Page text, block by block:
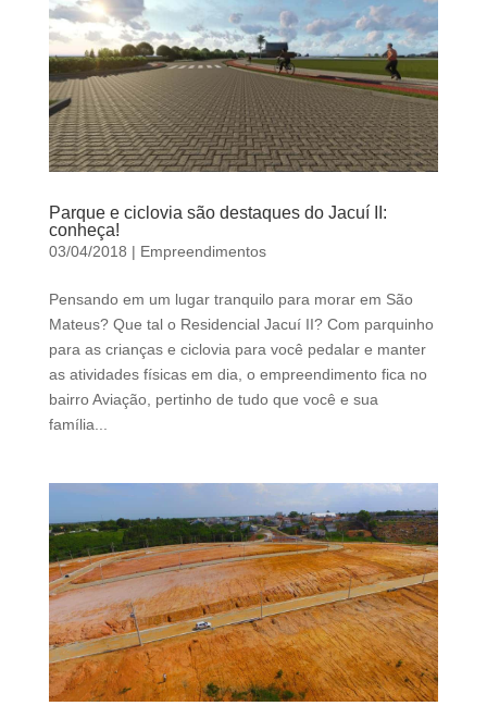
Parque e ciclovia são destaques do Jacuí II:
conheça!
03/04/2018 | Empreendimentos
Pensando em um lugar tranquilo para morar em São
Mateus? Que tal o Residencial Jacuí II? Com parquinho
para as crianças e ciclovia para você pedalar e manter
as atividades físicas em dia, o empreendimento fica no
bairro Aviação, pertinho de tudo que você e sua
família...